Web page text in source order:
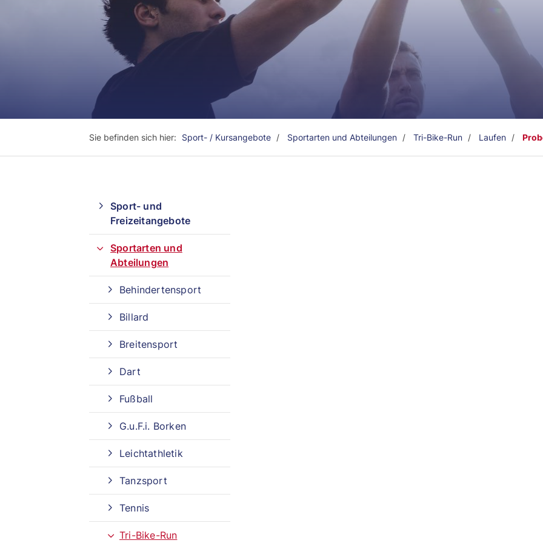
Sie befinden sich hier: Sport- / Kursangebote Sportarten und Abteilungen Tri-Bike-Run Laufen
Sport- und
Freizeitangebote
Sportarten und
Abteilungen
Behindertensport
Billard
Breitensport
Dart
Fußball
G.u.F.i. Borken
Leichtathletik
Tanzsport
Tennis
Tri-Bike-Run
Sportangebote finden
Unser Sportangebot
Sportangebot A-Z